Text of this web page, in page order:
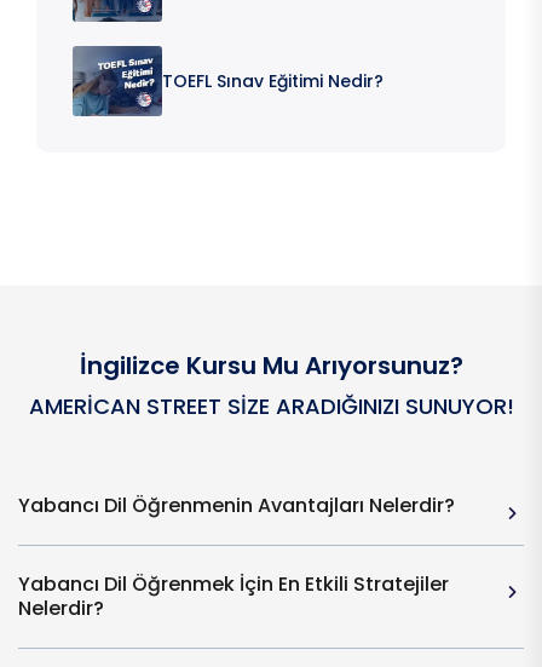
TOEFL Sınav Eğitimi Nedir?
İngilizce Kursu Mu Arıyorsunuz?
AMERICAN STREET SIZE ARADIĞINIZI SUNUYOR!
Yabancı Dil Öğrenmenin Avantajları Nelerdir?
Yabancı Dil Öğrenmek İçin En Etkili Stratejiler
Nelerdir?